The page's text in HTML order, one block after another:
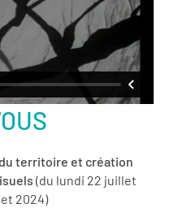
territoire et création
(du lundi 22 juillet
2024)